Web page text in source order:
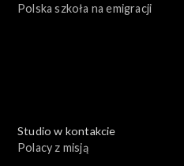
Polska szkoła na emigracji
Studio w kontakcie
Polacy z misją